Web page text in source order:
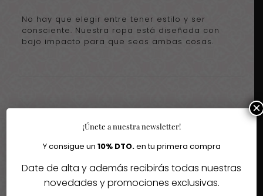
No hay que elegir entre tener estilo y ser
consciente. Nuestra ropa está diseñada con
bajo impacto para que seas ambas cosas.
Quizás te interesen estos fantásticos productos
¡Únete a nuestra newsletter!
Y consigue un 10% DTO.en tu primera compra
Date de alta y además recibirás todas nuestras
novedades y promociones exclusivas.
×